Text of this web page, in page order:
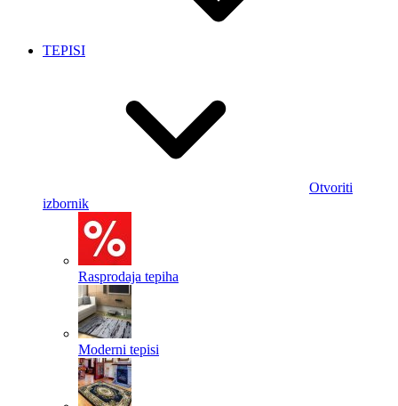
TEPISI
Otvoriti
izbornik
Rasprodaja tepiha
Moderni tepisi